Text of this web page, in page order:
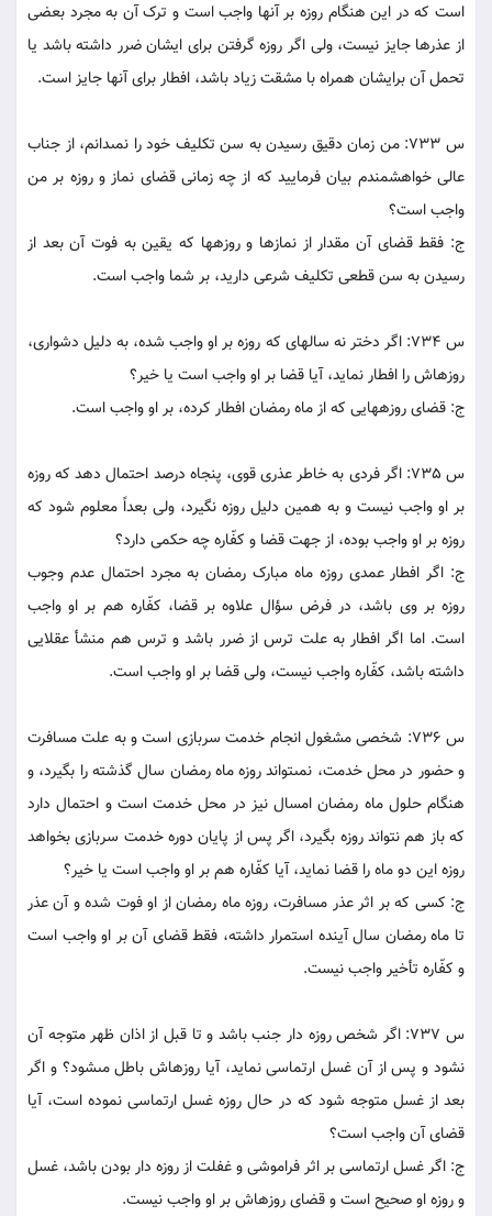
است که در اين هنگام روزه بر آنها واجب است و ترک آن به مجرد بعضى
از عذرها جايز نيست، ولى اگر روزه گرفتن براى ايشان ضرر داشته باشد يا
تحمل آن برايشان همراه با مشقت زياد باشد، افطار براى آنها جايز است.
س 733: من زمان دقيق رسيدن به سن تکليف خود را نمى‏دانم، از جناب
عالى خواهشمندم بيان فرماييد که از چه زمانى قضاى نماز و روزه بر من
واجب است؟
ج: فقط قضاى آن مقدار از نمازها و روزه‏ها که يقين به فوت آن بعد از
رسيدن به سن قطعى تکليف شرعى داريد، بر شما واجب است.
س 734: اگر دختر نه ساله‏اى که روزه بر او واجب شده، به دليل دشوارى،
روزه‏اش را افطار نمايد، آيا قضا بر او واجب است يا خير؟
ج: قضاى روزه‏هايى که از ماه رمضان افطار کرده، بر او واجب است.
س 735: اگر فردى به خاطر عذرى قوى، پنجاه درصد احتمال دهد که روزه
بر او واجب نيست و به همين دليل روزه نگيرد، ولى بعداً معلوم شود که
روزه بر او واجب بوده، از جهت قضا و کفّاره چه حکمى دارد؟
ج: اگر افطار عمدى روزه ماه مبارک رمضان به مجرد احتمال عدم وجوب
روزه بر وى باشد، در فرض سؤال علاوه بر قضا، کفّاره هم بر او واجب
است. اما اگر افطار به علت ترس از ضرر باشد و ترس هم منشأ عقلايى
داشته باشد، کفّاره واجب نيست، ولى قضا بر او واجب است.
س 736: شخصى مشغول انجام خدمت سربازى است و به علت مسافرت
و حضور در محل خدمت، نمى‏تواند روزه ماه رمضان سال گذشته را بگيرد، و
هنگام حلول ماه رمضان امسال نيز در محل خدمت است و احتمال دارد
که باز هم نتواند روزه بگيرد، اگر پس از پايان دوره خدمت سربازى بخواهد
روزه اين دو ماه را قضا نمايد، آيا کفّاره هم بر او واجب است يا خير؟
ج: کسى که بر اثر عذر مسافرت، روزه ماه رمضان از او فوت شده و آن عذر
تا ماه رمضان سال آينده استمرار داشته، فقط قضاى آن بر او واجب است
و کفّاره تأخير واجب نيست.
س 737: اگر شخص روزه دار جنب باشد و تا قبل از اذان ظهر متوجه آن
نشود و پس از آن غسل ارتماسى نمايد، آيا روزه‏اش باطل مى‏شود؟ و اگر
بعد از غسل متوجه شود که در حال روزه غسل ارتماسى نموده است، آيا
قضاى آن واجب است؟
ج: اگر غسل ارتماسى بر اثر فراموشى و غفلت از روزه دار بودن باشد، غسل
و روزه او صحيح است و قضاى روزه‏اش بر او واجب نيست.